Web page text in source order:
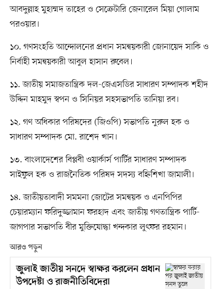
আবদুল্লাহ মুহাম্মদ তাহের ও সেক্রেটারি জেনারেল মিয়া গোলাম
পরওয়ার।
১০. গণসংহতি আন্দোলনের প্রধান সমন্বয়কারী জোনায়েদ সাকি ও
নির্বাহী সমন্বয়কারী আবুল হাসান রুবেল।
১১. জাতীয় সমাজতান্ত্রিক দল-জেএসডির সাধারণ সম্পাদক শহীদ
উদ্দিন মাহমুদ স্বপন ও সিনিয়র সহসভাপতি তানিয়া রব।
১২. গণ অধিকার পরিষদের (জিওপি) সভাপতি নুরুল হক ও
সাধারণ সম্পাদক মো. রাশেদ খান।
১৩. বাংলাদেশের বিপ্লবী ওয়ার্কার্স পার্টির সাধারণ সম্পাদক
সাইফুল হক ও রাজনৈতিক পরিষদ সদস্য বহ্নিশিখা জামালী।
১৪. জাতীয়তাবাদী সমমনা জোটের সমন্বয়ক ও এনপিপির
চেয়ারম্যান ফরিদুজ্জামান ফরহাদ এবং জাতীয় গণতান্ত্রিক পার্টি-
জাগপার সভাপতি বীর মুক্তিযোদ্ধা খন্দকার লুৎফর রহমান।
আরও পড়ুন
জুলাই জাতীয় সনদে স্বাক্ষর করলেন প্রধান
উপদেষ্টা ও রাজনীতিবিদেরা